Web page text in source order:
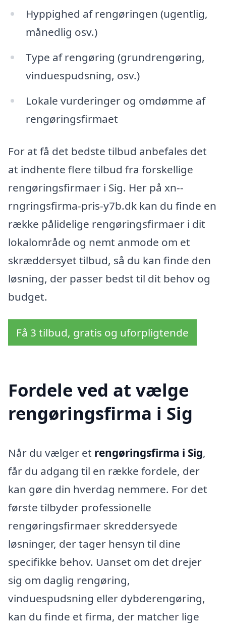
Hyppighed af rengøringen (ugentlig,
månedlig osv.)
Type af rengøring (grundrengøring,
vinduespudsning, osv.)
Lokale vurderinger og omdømme af
rengøringsfirmaet
For at få det bedste tilbud anbefales det
at indhente flere tilbud fra forskellige
rengøringsfirmaer i Sig. Her på xn--
rngringsfirma-pris-y7b.dk kan du finde en
række pålidelige rengøringsfirmaer i dit
lokalområde og nemt anmode om et
skræddersyet tilbud, så du kan finde den
løsning, der passer bedst til dit behov og
budget.
Få 3 tilbud, gratis og uforpligtende
Fordele ved at vælge
rengøringsfirma i Sig
Når du vælger et rengøringsfirma i Sig,
får du adgang til en række fordele, der
kan gøre din hverdag nemmere. For det
første tilbyder professionelle
rengøringsfirmaer skreddersyede
løsninger, der tager hensyn til dine
specifikke behov. Uanset om det drejer
sig om daglig rengøring,
vinduespudsning eller dybderengøring,
kan du finde et firma, der matcher lige